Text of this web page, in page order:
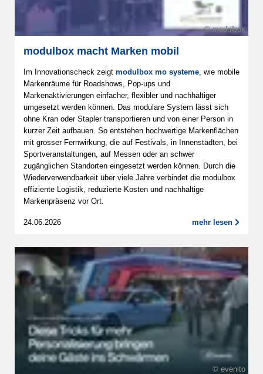
© modulbox
modulbox macht Marken mobil
Im Innovationscheck zeigt modulbox mo systeme, wie mobile
Markenräume für Roadshows, Pop-ups und
Markenaktivierungen einfacher, flexibler und nachhaltiger
umgesetzt werden können. Das modulare System lässt sich
ohne Kran oder Stapler transportieren und von einer Person in
kurzer Zeit aufbauen. So entstehen hochwertige Markenflächen
mit grosser Fernwirkung, die auf Festivals, in Innenstädten, bei
Sportveranstaltungen, auf Messen oder an schwer
zugänglichen Standorten eingesetzt werden können. Durch die
Wiederverwendbarkeit über viele Jahre verbindet die modulbox
effiziente Logistik, reduzierte Kosten und nachhaltige
Markenpräsenz vor Ort.
24.06.2026 mehr lesen
© evenito